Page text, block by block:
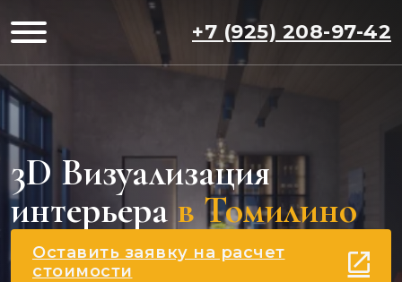
+7 (925) 208-97-42
3D Визуализация
интерьера в Томилино
Оставить заявку на расчет
стоимости